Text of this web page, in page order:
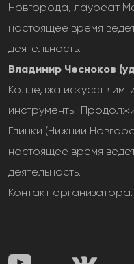
Новгорода, лауреат
настоящее время
деятельность.
Владимир Чесноков
Колледжа искусств
инструменты.
Глинки (Нижний
настоящее время
деятельность.
Контакт организатора: